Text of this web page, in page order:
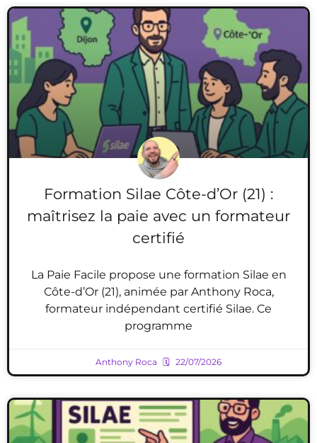
Formation Silae Côte-d’Or (21) :
maîtrisez la paie avec un formateur
certifié
La Paie Facile propose une formation Silae en
Côte-d’Or (21), animée par Anthony Roca,
formateur indépendant certifié Silae. Ce
programme
Anthony Roca 22/07/2026